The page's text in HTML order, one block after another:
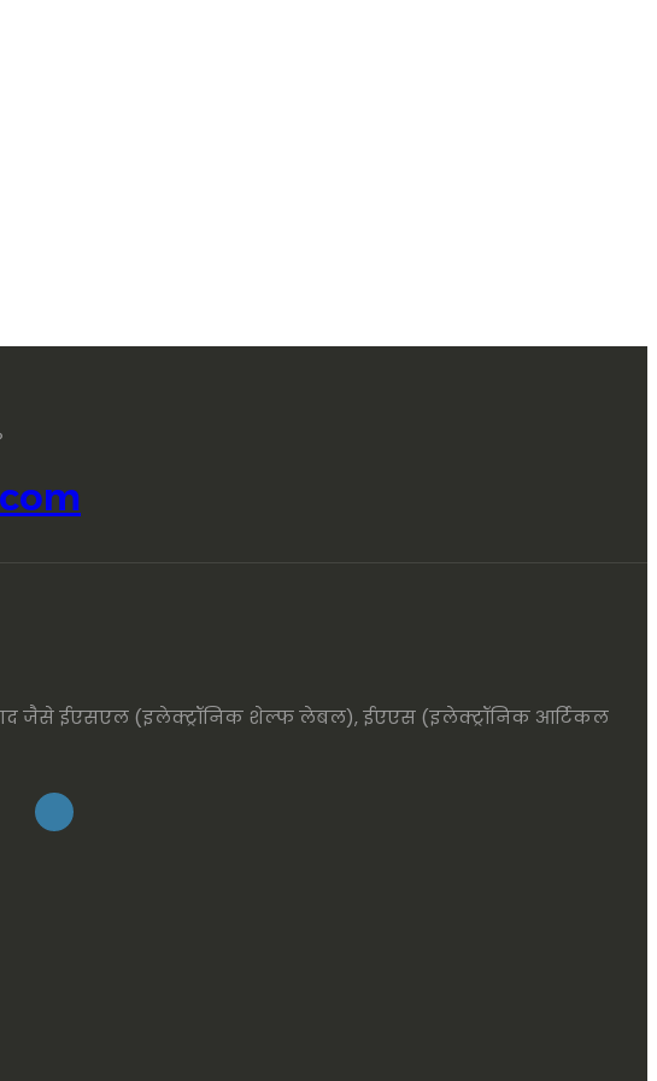
जैसे ईएसएल (इलेक्ट्रॉनिक शेल्फ लेबल), ईएएस (इलेक्ट्रॉनिक आर्टिकल